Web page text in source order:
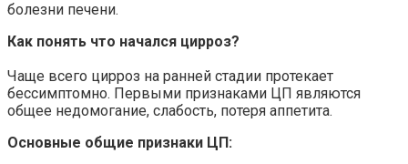
болезни печени.
Как понять что начался цирроз?
Чаще всего цирроз на ранней стадии протекает
бессимптомно. Первыми признаками ЦП являются
общее недомогание, слабость, потеря аппетита.
Основные общие признаки ЦП: